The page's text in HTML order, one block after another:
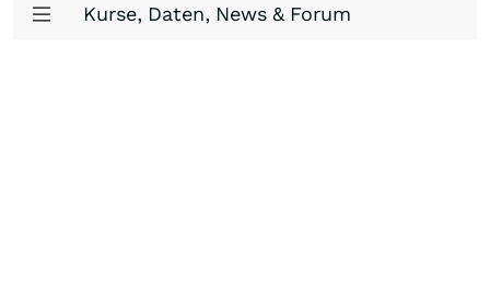
Kurse, Daten, News & Forum